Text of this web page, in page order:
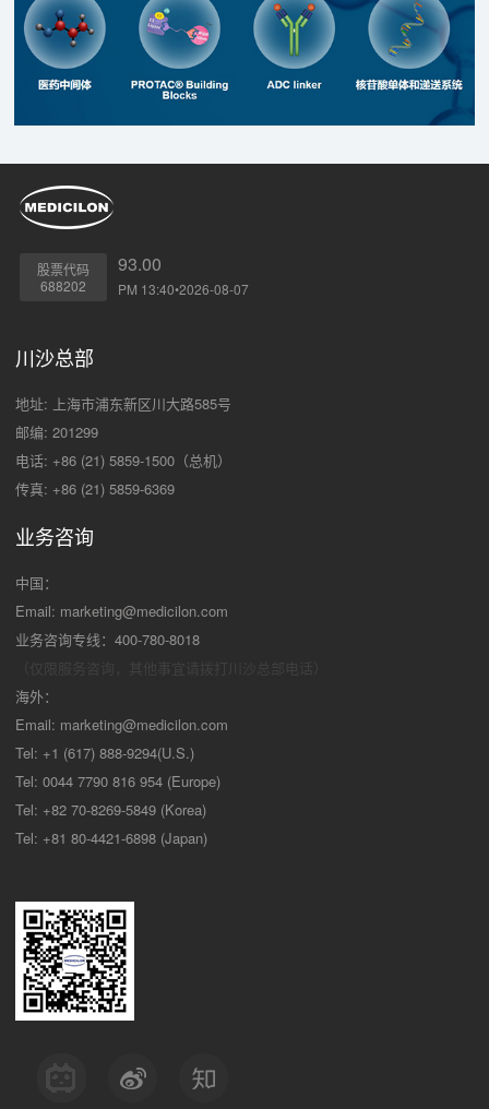
股票代码
688202
93.00
PM 13:40•2026-08-07
川沙总部
地址: 上海市浦东新区川大路585号
邮编: 201299
电话: +86 (21) 5859-1500（总机）
传真: +86 (21) 5859-6369
业务咨询
中国：
Email: marketing@medicilon.com
业务咨询专线：400-780-8018
海外：
Email: marketing@medicilon.com
Tel: +1 (617) 888-9294(U.S.)
Tel: 0044 7790 816 954 (Europe)
Tel: +82 70-8269-5849 (Korea)
Tel: +81 80-4421-6898 (Japan)